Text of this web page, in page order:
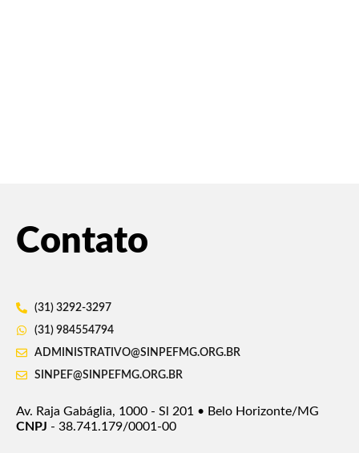
Contato
(31) 3292-3297
(31) 984554794
ADMINISTRATIVO@SINPEFMG.ORG.BR
SINPEF@SINPEFMG.ORG.BR
Av. Raja Gabáglia, 1000 - Sl 201 • Belo Horizonte/MG
CNPJ - 38.741.179/0001-00